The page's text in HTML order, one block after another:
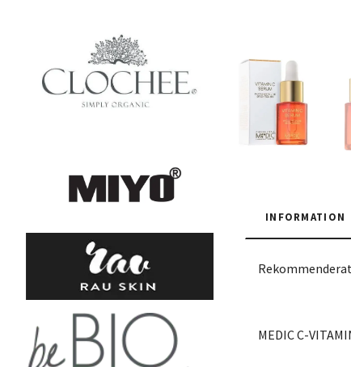
INFORMATION
MEDIC C-